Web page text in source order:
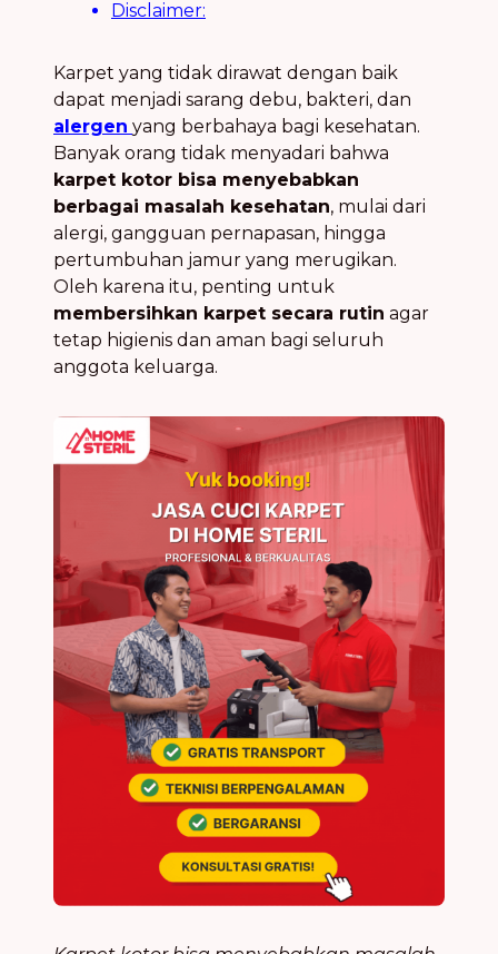
Disclaimer:
Karpet yang tidak dirawat dengan baik
dapat menjadi sarang debu, bakteri, dan
alergen yang berbahaya bagi kesehatan.
Banyak orang tidak menyadari bahwa
karpet kotor bisa menyebabkan
berbagai masalah kesehatan, mulai dari
alergi, gangguan pernapasan, hingga
pertumbuhan jamur yang merugikan.
Oleh karena itu, penting untuk
membersihkan karpet secara rutin agar
tetap higienis dan aman bagi seluruh
anggota keluarga.